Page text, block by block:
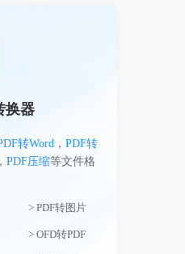
换器
转Word， PDF转
PDF压缩等文件格
> PDF转图片
> OFD转PDF